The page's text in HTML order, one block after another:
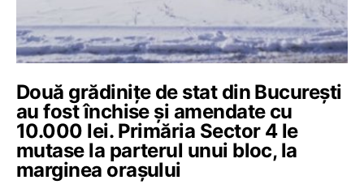
Două grădinițe de stat din București
au fost închise și amendate cu
10.000 lei. Primăria Sector 4 le
mutase la parterul unui bloc, la
marginea orașului